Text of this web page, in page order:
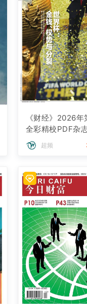
《财经》2026年
全彩精校PDF杂
超频